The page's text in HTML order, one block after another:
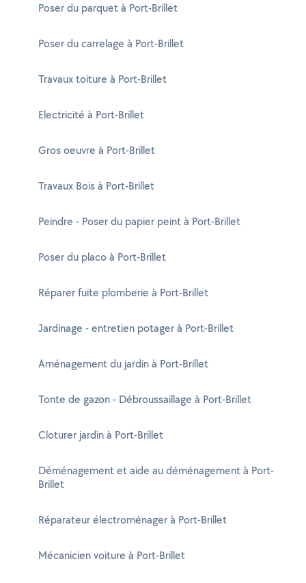
Poser du parquet à Port-Brillet
Poser du carrelage à Port-Brillet
Travaux toiture à Port-Brillet
Electricité à Port-Brillet
Gros oeuvre à Port-Brillet
Travaux Bois à Port-Brillet
Peindre - Poser du papier peint à Port-Brillet
Poser du placo à Port-Brillet
Réparer fuite plomberie à Port-Brillet
Jardinage - entretien potager à Port-Brillet
Aménagement du jardin à Port-Brillet
Tonte de gazon - Débroussaillage à Port-Brillet
Cloturer jardin à Port-Brillet
Déménagement et aide au déménagement à Port-
Brillet
Réparateur électroménager à Port-Brillet
Mécanicien voiture à Port-Brillet